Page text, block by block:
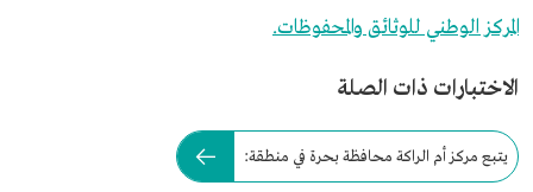
المركز الوطني للوثائق والمحفوظات.
الاختبارات ذات الصلة
يتبع مركز أم الراكة محافظة بحرة في منطقة: